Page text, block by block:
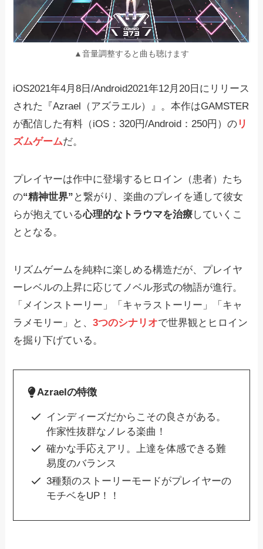
▲音量調整すると曲も聴けます
iOS2021年4月8日/Android2021年12月20日にリリース
された『Azrael（アズラエル）』。本作はGAMSTER
が配信した有料（iOS：320円/Android：250円）の リ
ズムゲームだ。
プレイヤーは作中に登場するヒロイン（患者）たち
の“精神世界” と繋がり、楽曲のプレイを通して彼女
らが抱えている心理的なトラウマを治療していくこ
ととなる。
リズムゲームを純粋に楽しめる構造だが、プレイヤ
ーレベルの上昇に応じてノベル形式の物語が進行。
「メインストーリー」「キャラストーリー」「キャ
ラメモリー」と、3つのシナリオで世界観とヒロイン
を掘り下げている。
Azraelの特徴
インディーズだからこその良さがある。
作家性抜群なノレる楽曲！
確かな手応えアリ。上達を体感できる難
易度のバランス
3種類のストーリーモードがプレイヤーの
モチベをUP！！